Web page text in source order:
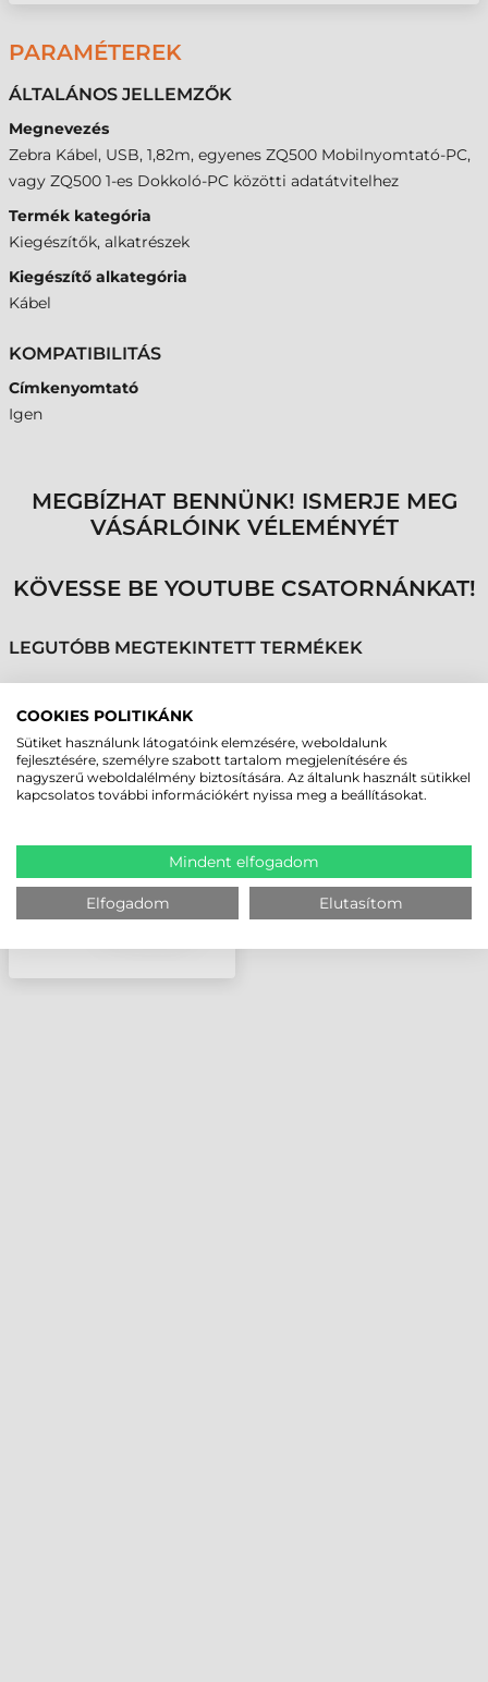
PARAMÉTEREK
ÁLTALÁNOS JELLEMZŐK
Megnevezés
Zebra Kábel, USB, 1,82m, egyenes ZQ500 Mobilnyomtató-PC,
vagy ZQ500 1-es Dokkoló-PC közötti adatátvitelhez
Termék kategória
Kiegészítők, alkatrészek
Kiegészítő alkategória
Kábel
KOMPATIBILITÁS
Címkenyomtató
Igen
MEGBÍZHAT BENNÜNK! ISMERJE MEG
VÁSÁRLÓINK VÉLEMÉNYÉT
KÖVESSE BE YOUTUBE CSATORNÁNKAT!
LEGUTÓBB MEGTEKINTETT TERMÉKEK
ZEBRA KÁBEL, USB,
1,82M, EGYENES ZQ500
MOBILNYOMTATÓ-PC,
VAGY ZQ500 1-ES
DOKKOLÓ-PC KÖZÖTTI
COOKIES POLITIKÁNK
Sütiket használunk látogatóink elemzésére, weboldalunk
fejlesztésére, személyre szabott tartalom megjelenítésére és
nagyszerű weboldalélmény biztosítására. Az általunk használt sütikkel
kapcsolatos további információkért nyissa meg a beállításokat.
Mindent elfogadom
Elfogadom Elutasítom